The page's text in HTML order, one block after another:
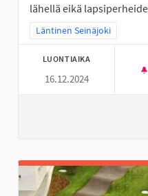
lähellä eikä
Rajaa tulokset teeman
Läntinen Seinäjoki
LUONTIAIKA
16.12.2024